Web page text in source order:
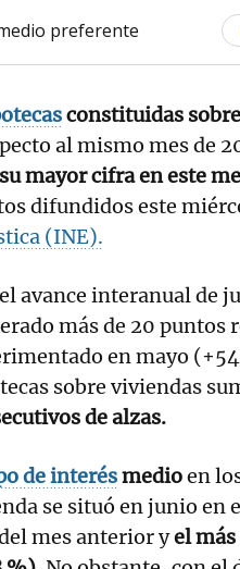
preferente
constituidas
al mismo mes de
mayor cifra en este
difundidos este
(INE).
avance interanual de
más de 20 puntos
en mayo
sobre viviendas
de alzas.
de interésmedioen
se situó en junio en
mes anterior yel más